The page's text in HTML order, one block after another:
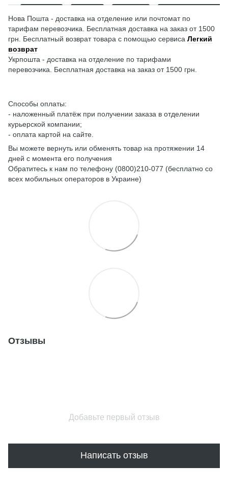
Нова Пошта - доставка на отделение или почтомат по
тарифам перевозчика. Бесплатная доставка на заказ от 1500
грн. Бесплатный возврат товара с помощью сервиса Легкий
возврат
Укрпошта - доставка на отделение по тарифами
перевозчика. Бесплатная доставка на заказ от 1500 грн.
Способы оплаты:
- наложенный платёж при получении заказа в отделении
курьерской компании;
- оплата картой на сайте.
Вы можете вернуть или обменять товар на протяжении 14
дней с момента его получения
Обратитесь к нам по телефону (0800)210-077 (бесплатно со
всех мобильных операторов в Украине)
Отзывы
Добавьте первый отзыв
Написать отзыв